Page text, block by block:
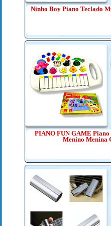
Ninho Boy Piano Teclado
PIANO FUN GAME
Menino Menina